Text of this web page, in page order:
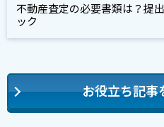
不動産査定の必要書類は？提
ック
お役立ち記事